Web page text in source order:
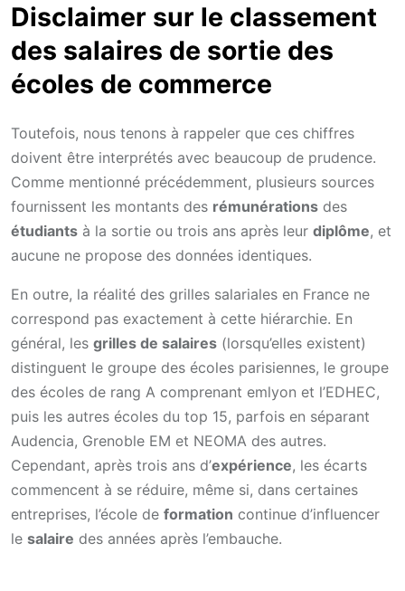
Disclaimer sur le classement
des salaires de sortie des
écoles de commerce
Toutefois, nous tenons à rappeler que ces chiffres
doivent être interprétés avec beaucoup de prudence.
Comme mentionné précédemment, plusieurs sources
fournissent les montants des rémunérations des
étudiants à la sortie ou trois ans après leur diplôme, et
aucune ne propose des données identiques.
En outre, la réalité des grilles salariales en France ne
correspond pas exactement à cette hiérarchie. En
général, les grilles de salaires (lorsqu’elles existent)
distinguent le groupe des écoles parisiennes, le groupe
des écoles de rang A comprenant emlyon et l’EDHEC,
puis les autres écoles du top 15, parfois en séparant
Audencia, Grenoble EM et NEOMA des autres.
Cependant, après trois ans d’expérience, les écarts
commencent à se réduire, même si, dans certaines
entreprises, l’école de formation continue d’influencer
le salaire des années après l’embauche.